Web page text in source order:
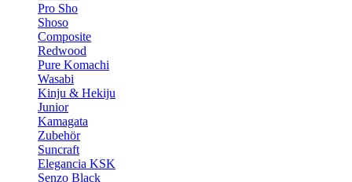
Pro Sho
Shoso
Composite
Redwood
Pure Komachi
Wasabi
Kinju & Hekiju
Junior
Kamagata
Zubehör
Suncraft
Elegancia KSK
Senzo Black